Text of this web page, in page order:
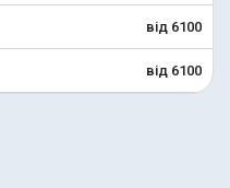
від 6100
від 6100